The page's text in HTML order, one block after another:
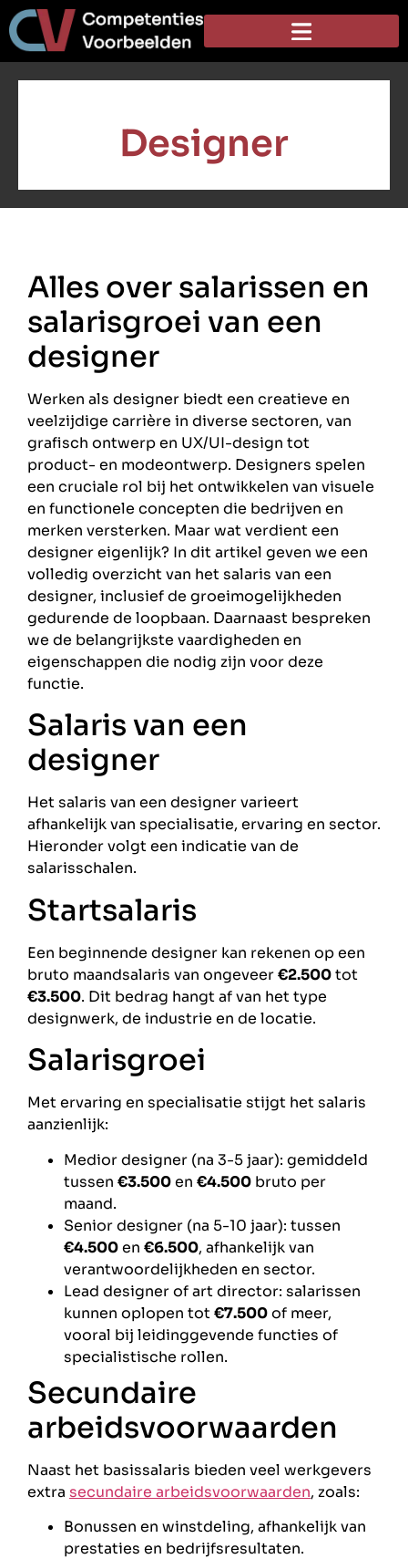
Designer
Alles over salarissen en
salarisgroei van een
designer
Werken als designer biedt een creatieve en
veelzijdige carrière in diverse sectoren, van
grafisch ontwerp en UX/UI-design tot
product- en modeontwerp. Designers spelen
een cruciale rol bij het ontwikkelen van visuele
en functionele concepten die bedrijven en
merken versterken. Maar wat verdient een
designer eigenlijk? In dit artikel geven we een
volledig overzicht van het salaris van een
designer, inclusief de groeimogelijkheden
gedurende de loopbaan. Daarnaast bespreken
we de belangrijkste vaardigheden en
eigenschappen die nodig zijn voor deze
functie.
Salaris van een
designer
Het salaris van een designer varieert
afhankelijk van specialisatie, ervaring en sector.
Hieronder volgt een indicatie van de
salarisschalen.
Startsalaris
Een beginnende designer kan rekenen op een
bruto maandsalaris van ongeveer€2.500tot
€3.500. Dit bedrag hangt af van het type
designwerk, de industrie en de locatie.
Salarisgroei
Met ervaring en specialisatie stijgt het salaris
aanzienlijk:
Medior designer (na 3-5 jaar): gemiddeld
tussen €3.500en €4.500 bruto per
maand.
Senior designer (na 5-10 jaar): tussen
€4.500en €6.500, afhankelijk van
verantwoordelijkheden en sector.
Lead designer of art director: salarissen
kunnen oplopen tot€7.500of meer,
vooral bij leidinggevende functies of
specialistische rollen.
Secundaire
arbeidsvoorwaarden
Naast het basissalaris bieden veel werkgevers
extra secundaire arbeidsvoorwaarden, zoals:
Bonussen en winstdeling, afhankelijk van
prestaties en bedrijfsresultaten.